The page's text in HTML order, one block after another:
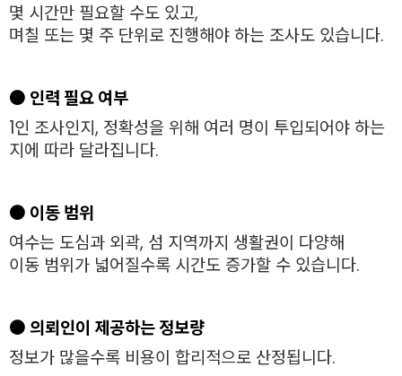
몇 시간만 필요할 수도 있고,
며칠 또는 몇 주 단위로 진행해야 하는 조사도 있습니다.
● 인력 필요 여부
1인 조사인지, 정확성을 위해 여러 명이 투입되어야 하는
지에 따라 달라집니다.
● 이동 범위
여수는 도심과 외곽, 섬 지역까지 생활권이 다양해
이동 범위가 넓어질수록 시간도 증가할 수 있습니다.
● 의뢰인이 제공하는 정보량
정보가 많을수록 비용이 합리적으로 산정됩니다.